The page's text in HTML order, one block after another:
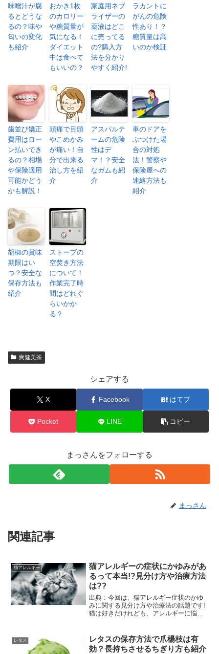
味噌汁が腐
るとどうな
るの？味や
匂いの変化
も紹介
おかき1枚
のカロリー
や糖質量が
気になる！
ダイエット
中は食べて
もいいの？
家庭用ネブ
ライザーの
薬液はどこ
に売ってる
の?購入方
法を分かり
やすく紹介!
ラカントに
がんの危険
性あり！？
糖質量は高
いのか検証
歯並び矯正
費用はロー
ン払いでき
るの？相場
や保険適用
可能かどう
かも解説！
頭痛で目頭
やこめかみ
が痛い！自
分で出来る
治し方を紹
介
アスパルテ
ームの危険
性はデ
マ！？安全
なガムも紹
介
車のドアを
ぶつけた場
合の対処
法！警察や
保険屋への
連絡方法も
紹介
胡椒の賞味
期限はい
つ？安全な
保存方法も
紹介
ストーブの
空焚き方法
について！
作業完了時
間はどれぐ
らいかか
る？
爽健美茶
シェアする
X Facebook はてブ
Pocket LINE コピー
まっさんをフォローする
まっさん
関連記事
猫アレルギー
猫アレルギーの症状にかゆみがあ
るって本当!?見分け方や治療方法
は??
出典：今回は、猫アレルギー症状のかゆ
みに関する見分け方や治療法の話題です!
猫は好きだけれども、アレルギーに悩ま
て、咳やクシャミなどの症状が出る場合
や、肌に発疹など...
レタス
レタスの保存方法で爪楊枝は有
効？長持ちさせるちぎり方も紹介